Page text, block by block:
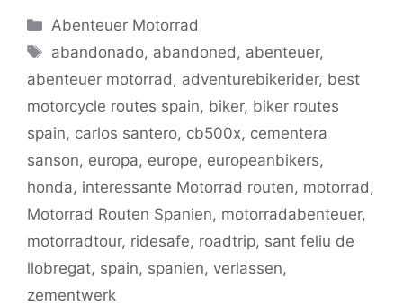
c
e
b
o
o
k
itt
er
ai
l
at
s
A
p
p
g
er
y
Li
n
k
gr
a
m
Kategorien
Abenteuer Motorrad
Schlagwörter
abandonado, abandoned , abenteuer,
abenteuer motorrad , adventurebikerider, best
motorcycle routes spain, biker, biker routes
spain, carlos santero, cb500x, cementera
sanson, europa, europe, europeanbikers,
honda, interessante Motorrad routen, motorrad ,
Motorrad Routen Spanien, motorradabenteuer,
motorradtour, ridesafe, roadtrip, sant feliu de
llobregat, spain, spanien, verlassen,
zementwerk